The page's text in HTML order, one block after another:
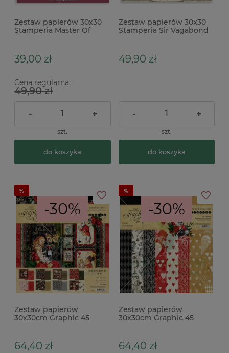
Zestaw papierów 30x30
Stamperia Master Of
39,00 zł
Cena regularna:
49,90 zł
- +
szt.
do koszyka
Zestaw papierów 30x30
Stamperia Sir Vagabond
49,90 zł
- +
szt.
do koszyka
-30%
Zestaw papierów
30x30cm Graphic 45
64,40 zł
-30%
Zestaw papierów
30x30cm Graphic 45
64,40 zł